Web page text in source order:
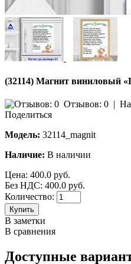
(32114) Магнит виниловый
Отзывов: 0 |
Поделиться
Модель: 32114_magnit
Наличие: В наличии
Цена: 400.0 руб.
Без НДС: 400.0 руб.
Количество:
Купить
В заметки
В сравнения
Доступные